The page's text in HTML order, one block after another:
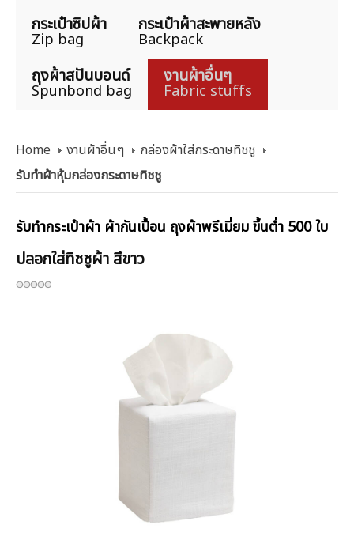
กระเป๋าซิปผ้า
Zip bag
กระเป๋าผ้าสะพายหลัง
Backpack
ถุงผ้าสปันบอนด์
Spunbond bag
งานผ้าอื่นๆ
Fabric stuffs
Home งานผ้าอื่นๆ
กล่องผ้าใส่กระดาษทิชชู
รับทำผ้าหุ้มกล่องกระดาษทิชชู
รับทำกระเป๋าผ้า ผ้ากันเปื้อน ถุงผ้าพรีเมี่ยม ขึ้นต่ำ 500 ใบ
ปลอกใส่ทิชชูผ้า สีขาว